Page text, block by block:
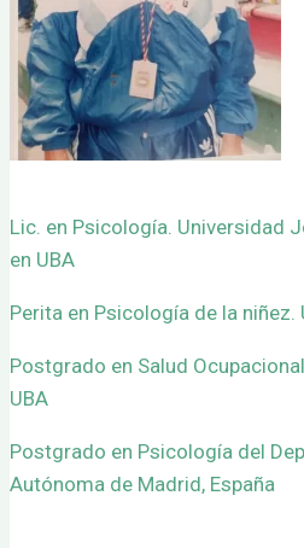
Lic. en Psicología. Universidad
en UBA
Perita en Psicología de la niñez.
Postgrado en Salud
UBA
Postgrado en Psicología del
Autónoma de Madrid, España